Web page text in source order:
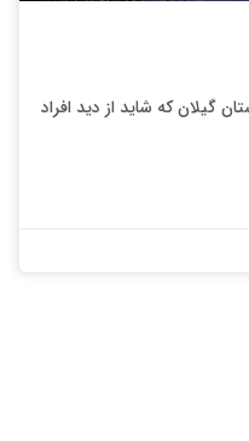
گیلان که شاید از دید افراد